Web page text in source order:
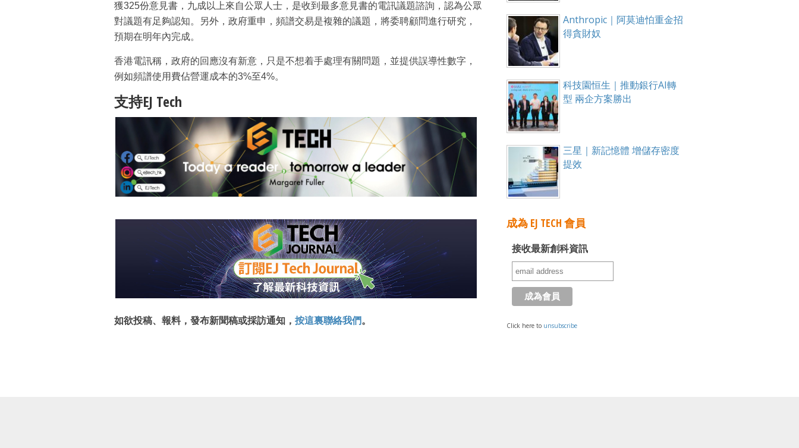
獲325份意見書，九成以上來自公眾人士，是收到最多意見書的電訊議題諮詢，認為公眾
對議題有足夠認知。另外，政府重申，頻譜交易是複雜的議題，將委聘顧問進行研究，
預期在明年內完成。
香港電訊稱，政府的回應沒有新意，只是不想着手處理有關問題，並提供誤導性數字，
例如頻譜使用費佔營運成本的3%至4%。
支持EJ Tech
如欲投稿、報料，發布新聞稿或採訪通知， 按這裏聯絡我們。
Anthropic｜阿莫迪怕重金招
得貪財奴
科技園恒生｜推動銀行AI轉
型 兩企方案勝出
三星｜新記憶體 增儲存密度
提效
成為 EJ TECH 會員
接收最新創科資訊
Click here to unsubscribe